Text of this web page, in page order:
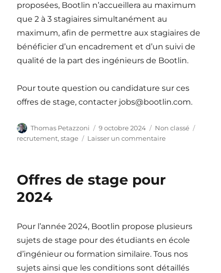
proposées, Bootlin n’accueillera au maximum
que 2 à 3 stagiaires simultanément au
maximum, afin de permettre aux stagiaires de
bénéficier d’un encadrement et d’un suivi de
qualité de la part des ingénieurs de Bootlin.
Pour toute question ou candidature sur ces
offres de stage, contacter jobs@bootlin.com.
Auteur
Thomas Petazzoni
Publié
le
9 octobre 2024 Catégories
Non classé
recrutement,stage Laisser un commentairesur
pour
Offres de stage pour
2024
Pour l’année 2024, Bootlin propose plusieurs
sujets de stage pour des étudiants en école
d’ingénieur ou formation similaire. Tous nos
sujets ainsi que les conditions sont détaillés